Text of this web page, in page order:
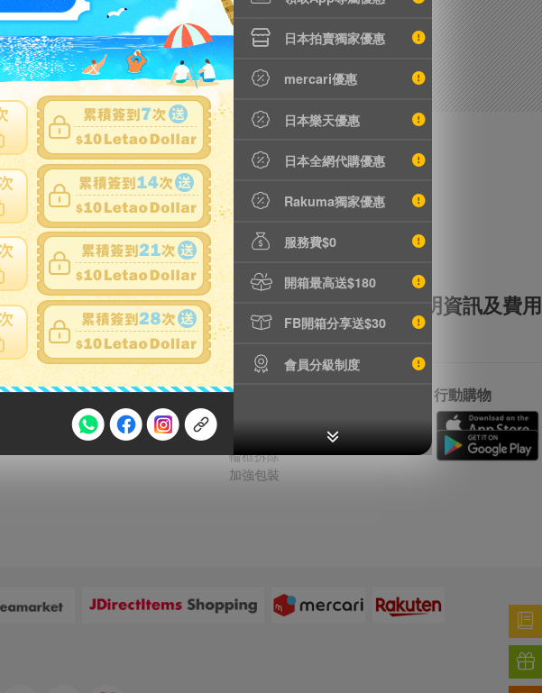
日本拍賣獨家優惠
mercari優惠
日本樂天優惠
日本全網代購優惠
Rakuma獨家優惠
服務費$0
開箱最高送$180
FB開箱分享送$30
會員分級制度
運送損壞全額理賠 全透明資訊及費用
Go 拍住賞 - FPS
特別服務
精品鑑定
輪框拆除
加強包裝
行動購物